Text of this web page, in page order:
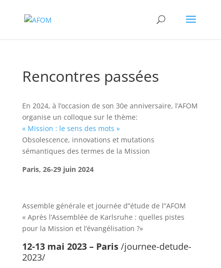
Rencontres passées
En 2024, à l’occasion de son 30e anniversaire, l’AFOM
organise un colloque sur le thème:
« Mission : le sens des mots »
Obsolescence, innovations et mutations
sémantiques des termes de la Mission
Paris, 26-29 juin 2024
Assemble générale et journée d”étude de l”AFOM
« Après l’Assemblée de Karlsruhe : quelles pistes
pour la Mission et l’évangélisation ?»
12-13 mai 2023 – Paris/journee-detude-
2023/